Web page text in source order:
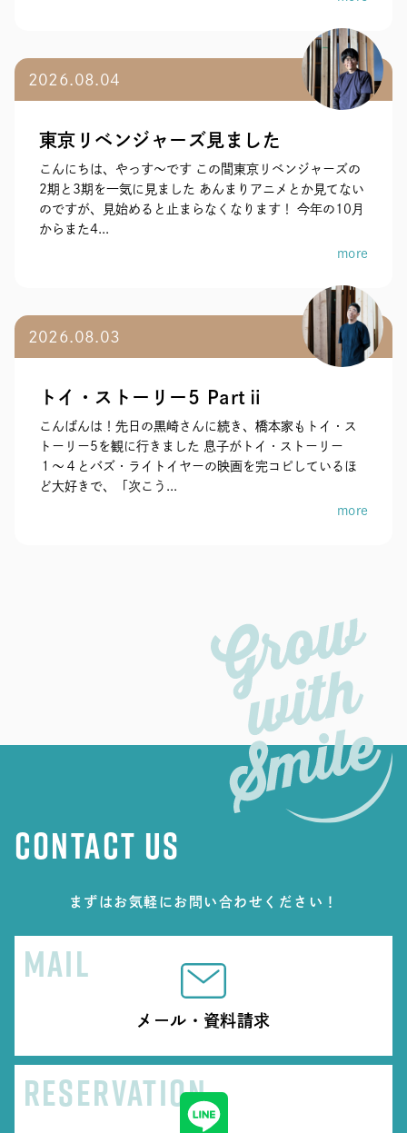
2026.08.04
東京リベンジャーズ見ました
こんにちは、やっす〜です この間東京リベンジャーズの
2期と3期を一気に見ました あんまりアニメとか見てない
のですが、見始めると止まらなくなります！ 今年の10月
からまた4...
more
2026.08.03
トイ・ストーリー5 Partⅱ
こんばんは！先日の黒崎さんに続き、橋本家もトイ・ス
トーリー5を観に行きました 息子がトイ・ストーリー
１〜４とバズ・ライトイヤーの映画を完コピしているほ
ど大好きで、「次こう...
more
CONTACT US
まずはお気軽にお問い合わせください！
MAIL
メール・資料請求
RESERVATION